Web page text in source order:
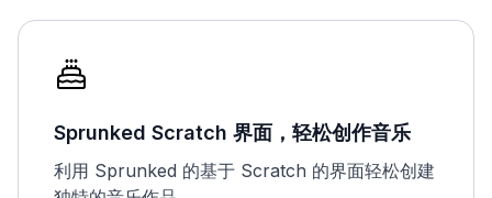
Sprunked Scratch 界面，轻松创作音乐
利用 Sprunked 的基于 Scratch 的界面轻松创建